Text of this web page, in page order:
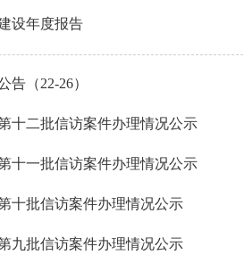
设年度报告
（22-26）
十二批信访案件办理情况公示
十一批信访案件办理情况公示
十批信访案件办理情况公示
九批信访案件办理情况公示